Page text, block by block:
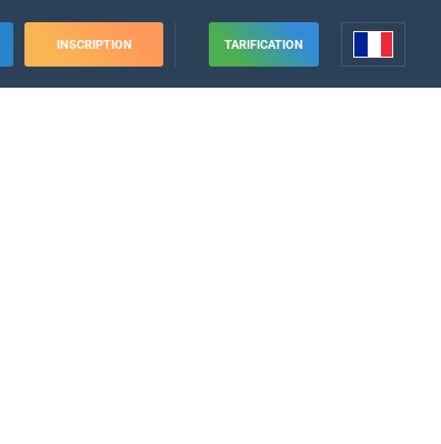
INSCRIPTION TARIFICATION